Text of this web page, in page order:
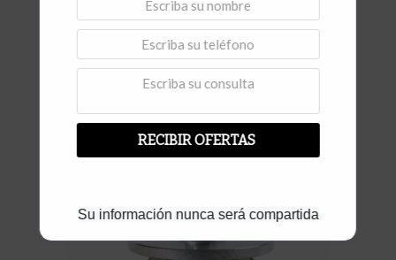
Desbaste,Ruedas y Fresas Diamantadas
Finger Bit Ø 20 X 40 Mármol
Vista rápida
RECIBIR OFERTAS
Su información nunca será compartida